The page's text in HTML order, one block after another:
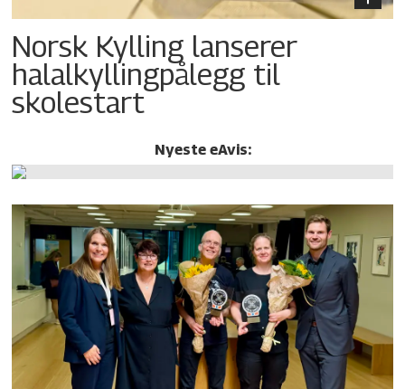
Norsk Kylling lanserer
halalkylling­pålegg til
skolestart
Nyeste eAvis: